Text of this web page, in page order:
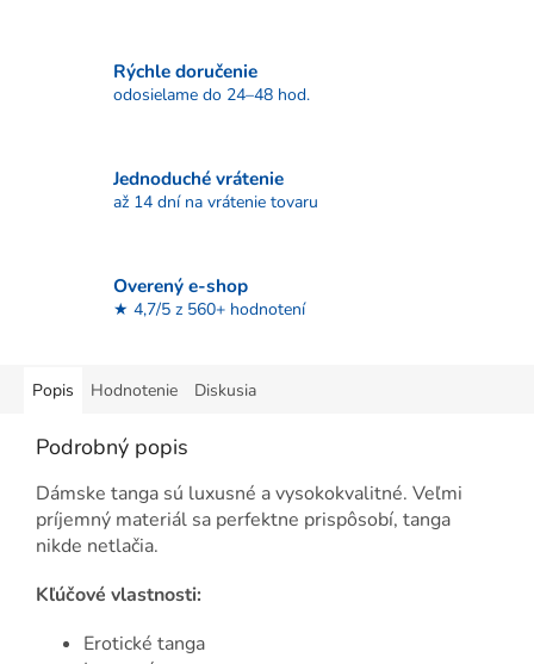
Rýchle doručenie
odosielame do 24–48 hod.
Jednoduché vrátenie
až 14 dní na vrátenie tovaru
Overený e-shop
★ 4,7/5 z 560+ hodnotení
Popis Hodnotenie Diskusia
Podrobný popis
Dámske tanga sú luxusné a vysokokvalitné. Veľmi
príjemný materiál sa perfektne prispôsobí, tanga
nikde netlačia.
Kľúčové vlastnosti:
Erotické tanga